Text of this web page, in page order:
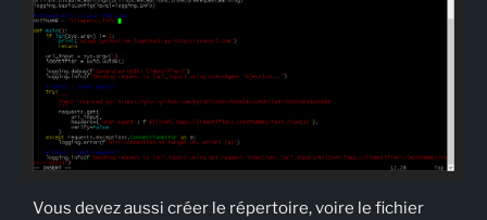
Vous devez aussi créer le répertoire, voire le fichier